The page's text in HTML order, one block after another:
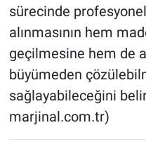
sürecinde
alınmasının hem
geçilmesine hem de
büyümeden
sağlayabileceğini
marjinal.com.tr)